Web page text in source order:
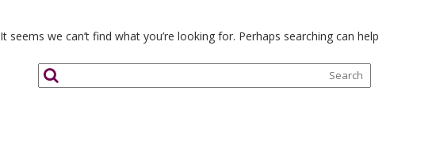
It seems we can’t find what you’re looking for. Perhaps searching can help.